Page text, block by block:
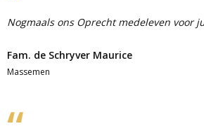
Nogmaals ons Oprecht medeleven voor
Fam. de Schryver Maurice
Massemen